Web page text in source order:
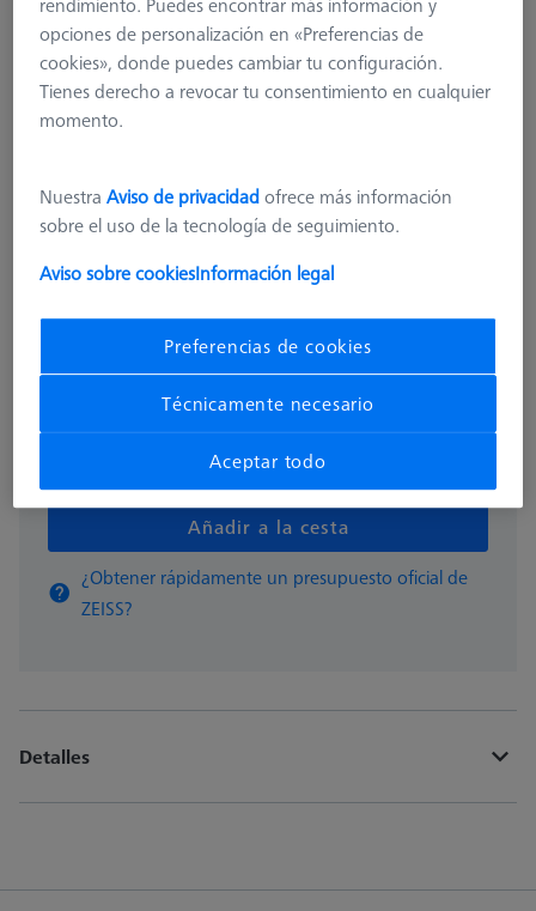
Nivel adicional para MSR X=900
626100-9313-000
327,60 € más el IVA
Disponible
Añadir a la cesta
¿Obtener rápidamente un presupuesto oficial de
ZEISS?
Detalles
opciones de personalización en «Preferencias de
cookies», donde puedes cambiar tu configuración.
Tienes derecho a revocar tu consentimiento en cualquier
momento.
NuestraAviso de privacidadofrece más información
sobre el uso de la tecnología de seguimiento.
Aviso sobre cookiesInformación legal
Preferencias de cookies
Técnicamente necesario
Aceptar todo